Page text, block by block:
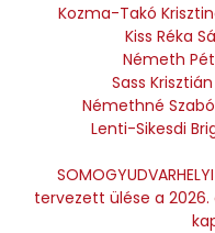
Kozma-Takó
Kiss Réka
Németh
Sass
Némethné
Lenti-Sikesdi
tervezett ülése a 2026.